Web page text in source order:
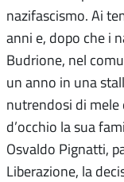
nazifascismo. Ai
anni e, dopo che i
Budrione, nel
un anno in una
nutrendosi di mele
d’occhio la sua
Osvaldo Pignatti,
Liberazione, la